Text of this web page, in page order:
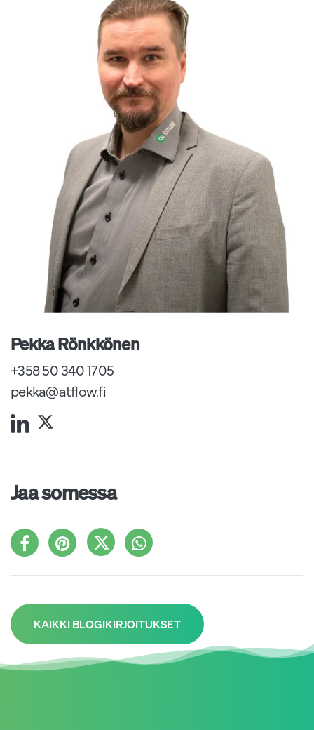
Pekka Rönkkönen
+358 50 340 1705
pekka@atflow.fi
Jaa somessa
KAIKKI BLOGIKIRJOITUKSET